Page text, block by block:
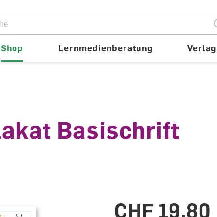
Shop Lernmedienberatung Verlag
Basischrift
CHF 19.80